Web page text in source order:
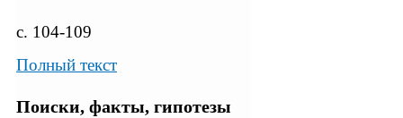
с. 104-109
Полный текст
Поиски, факты, гипотезы